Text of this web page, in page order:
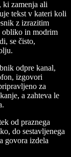
ki zamenja ali
tekst v kateri koli
z izrazitim
obliko in modrim
se čisto,
odpre kanal,
izgovori
za
a zahteva le
od praznega
do sestavljenega
govora izdela